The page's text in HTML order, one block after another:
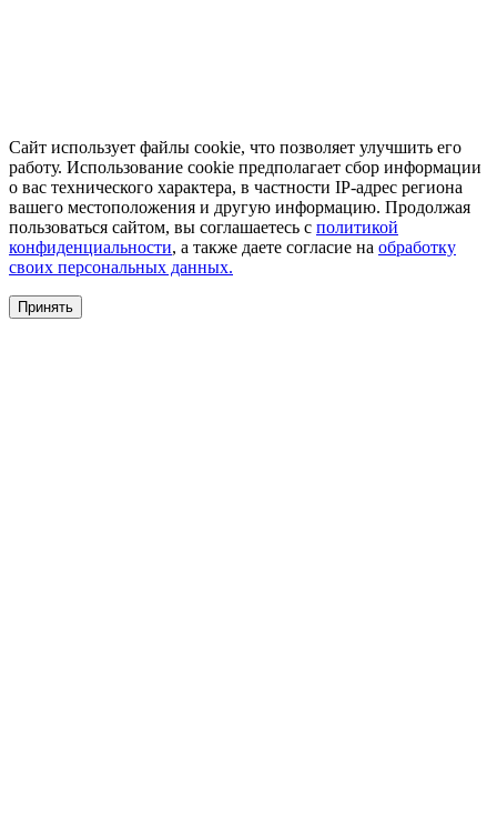
Сайт использует файлы cookie, что позволяет улучшить его
работу. Использование cookie предполагает сбор информации
о вас технического характера, в частности IP-адрес региона
вашего местоположения и другую информацию. Продолжая
пользоваться сайтом, вы соглашаетесь с политикой
конфиденциальности, а также даете согласие на обработку
своих персональных данных.
Принять